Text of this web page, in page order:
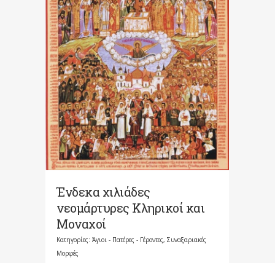
Ένδεκα χιλιάδες
νεομάρτυρες Κληρικοί και
Μοναχοί
Κατηγορίες: Άγιοι - Πατέρες - Γέροντες, Συναξαριακές
Μορφές